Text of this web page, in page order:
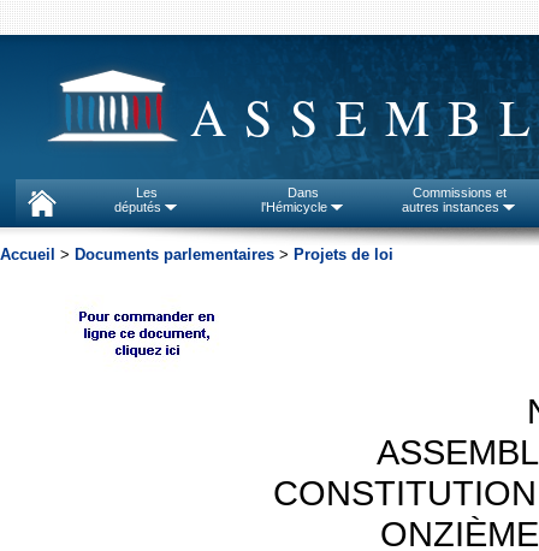
Les
députés
Dans
l'Hémicycle
Commissions et
autres instances
Accueil > Documents parlementaires > Projets de loi